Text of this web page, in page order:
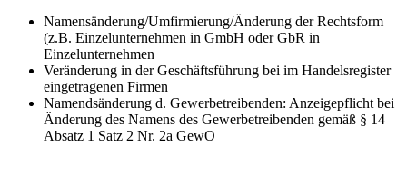
Namensänderung/Umfirmierung/Änderung der Rechtsform
(z.B. Einzelunternehmen in GmbH oder GbR in
Einzelunternehmen
Veränderung in der Geschäftsführung bei im Handelsregister
eingetragenen Firmen
Namendsänderung d. Gewerbetreibenden: Anzeigepflicht bei
Änderung des Namens des Gewerbetreibenden gemäß § 14
Absatz 1 Satz 2 Nr. 2a GewO